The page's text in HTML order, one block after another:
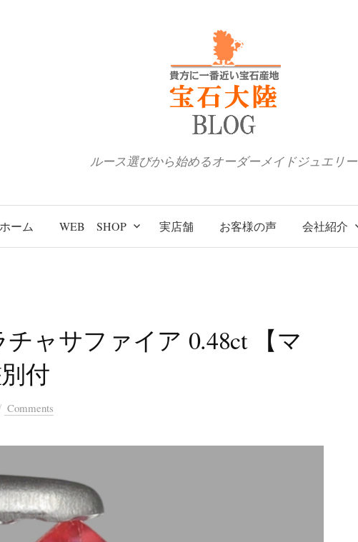
ルース選びから始めるオーダーメイドジュエリー
ホーム WEB SHOP 実店舗 お客様の声 会社紹介
ャサファイア 0.48ct 【マ
別付
Comments